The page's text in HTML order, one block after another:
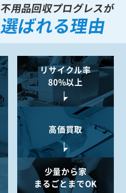
不用品回収プログレスが
選ばれる理由
リサイクル率
80%以上
高価買取
少量から家
まるごとまでOK